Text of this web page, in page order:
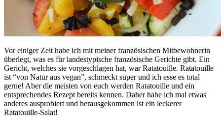
Vor einiger Zeit habe ich mit meiner französischen Mitbewohnerin
überlegt, was es für landestypische französische Gerichte gibt. Ein
Gericht, welches sie vorgeschlagen hat, war Ratatouille. Ratatouille
ist “von Natur aus vegan”, schmeckt super und ich esse es total
gerne! Aber die meisten von euch werden Ratatouille und ein
entsprechendes Rezept bereits kennen. Daher habe ich mal etwas
anderes ausprobiert und herausgekommen ist ein leckerer
Ratatouille-Salat!